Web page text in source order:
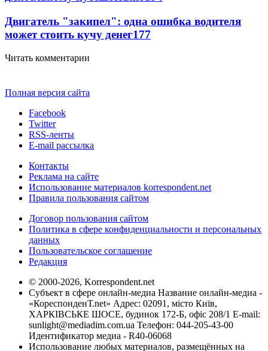
Двигатель "закипел": одна ошибка водителя
может стоить кучу денег177
Читать комментарии
Полная версия сайта
Facebook
Twitter
RSS-ленты
E-mail рассылка
Контакты
Реклама на сайте
Использование материалов korrespondent.net
Правила пользования сайтом
Договор пользования сайтом
Политика в сфере конфиденциальности и персональных
данных
Пользовательское соглашение
Редакция
© 2000-2026, Korrespondent.net
Субъект в сфере онлайн-медиа Название онлайн-медиа -
«КореспонденТ.net» Адрес: 02091, місто Київ,
ХАРКІВСЬКЕ ШОСЕ, будинок 172-Б, офіс 208/1 E-mail:
sunlight@mediadim.com.ua Телефон: 044-205-43-00
Идентификатор медиа - R40-06068
Использование любых материалов, размещённых на